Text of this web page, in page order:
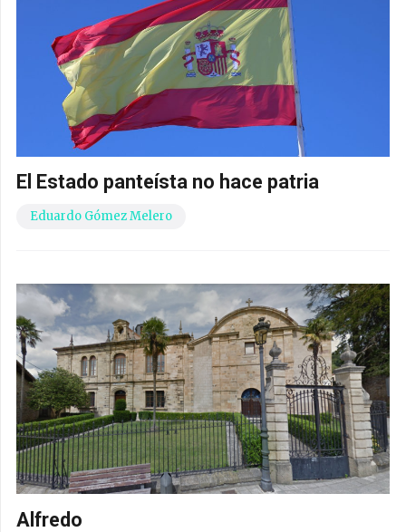
El Estado panteísta no hace patria
Eduardo Gómez Melero
Alfredo